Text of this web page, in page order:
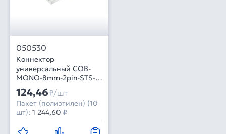
050530
Коннектор
универсальный COB-
MONO-8mm-2pin-STS-
STW-8-in-1 (Arlight, IP20
Пластик)
124,46₽/шт
Пакет (полиэтилен) (10
шт): 1 244,60 ₽